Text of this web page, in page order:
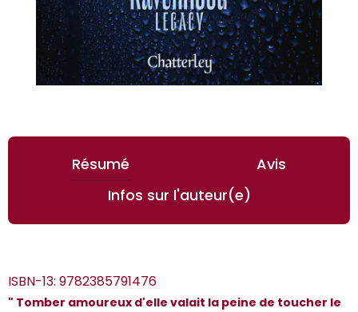
Résumé
Avis
Infos sur l'auteur(e)
ISBN-13: 9782385791476
" Tomber amoureux d'elle valait la peine de toucher le